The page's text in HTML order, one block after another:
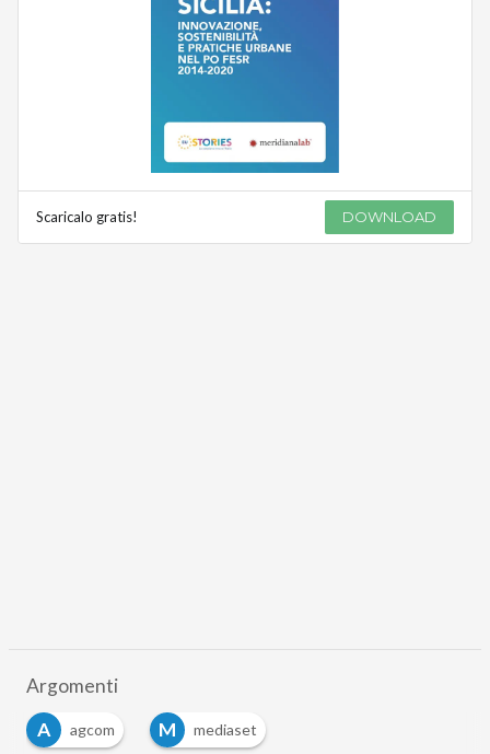
Scaricalo gratis! DOWNLOAD
Argomenti
A
agcom M mediaset